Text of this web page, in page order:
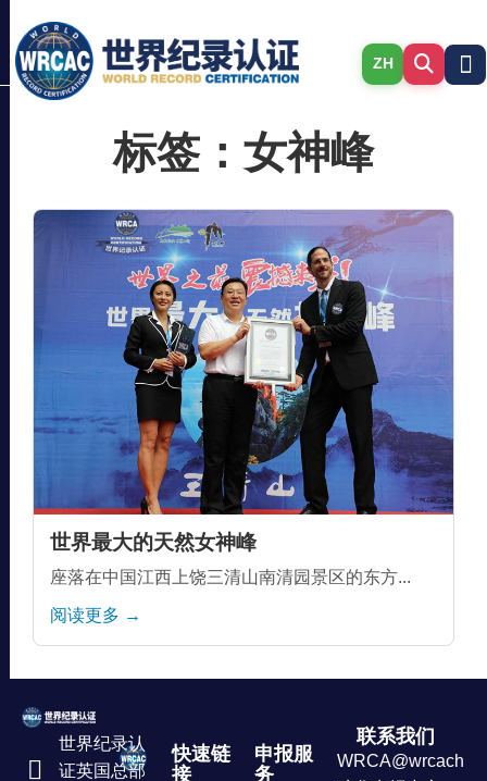
ZH
标签：女神峰
世界最大的天然女神峰
座落在中国江西上饶三清山南清园景区的东方...
阅读更多 →
世界纪录认
证英国总部
快速链
接
申报服
务
联系我们